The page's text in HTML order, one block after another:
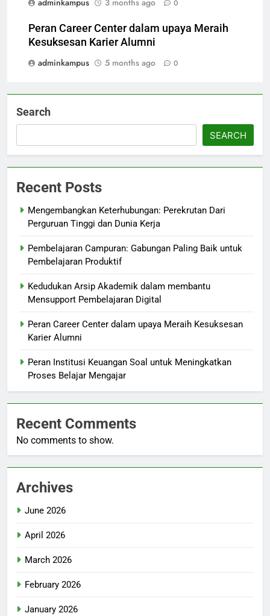
adminkampus
3 months ago 0
Peran Career Center dalam upaya Meraih
Kesuksesan Karier Alumni
adminkampus
5 months ago 0
Search
SEARCH
Recent Posts
Mengembangkan Keterhubungan: Perekrutan Dari
Perguruan Tinggi dan Dunia Kerja
Pembelajaran Campuran: Gabungan Paling Baik untuk
Pembelajaran Produktif
Kedudukan Arsip Akademik dalam membantu
Mensupport Pembelajaran Digital
Peran Career Center dalam upaya Meraih Kesuksesan
Karier Alumni
Peran Institusi Keuangan Soal untuk Meningkatkan
Proses Belajar Mengajar
Recent Comments
No comments to show.
Archives
June 2026
April 2026
March 2026
February 2026
January 2026